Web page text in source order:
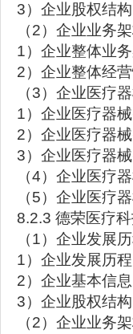
3）企业股权结构
（2）企业业务
1）企业整体业
2）企业整体经
（3）企业医疗
1）企业医疗器
2）企业医疗器
3）企业医疗器
（4）企业医疗
（5）企业医疗
8.2.3 德荣医疗
（1）企业发展
1）企业发展历程
2）企业基本信息
3）企业股权结构
（2）企业业务